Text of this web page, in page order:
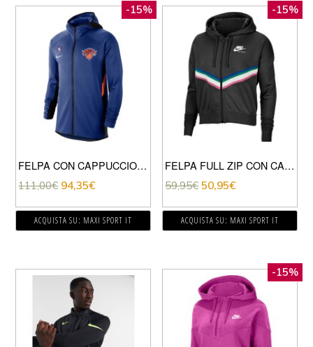
-15%
FELPA CON CAPPUCCIO THERMAFLEX SHOWTIME KNICKS
111,00€ 94,35€
ACQUISTA SU: MAXI SPORT IT
-15%
FELPA FULL ZIP CON CAPPUCCIO HERITAGE DONNA
59,95€ 50,95€
ACQUISTA SU: MAXI SPORT IT
-15%